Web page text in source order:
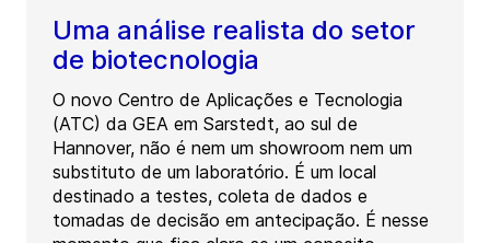
Uma análise realista do setor
de biotecnologia
O novo Centro de Aplicações e Tecnologia
(ATC) da GEA em Sarstedt, ao sul de
Hannover, não é nem um showroom nem um
substituto de um laboratório. É um local
destinado a testes, coleta de dados e
tomadas de decisão em antecipação. É nesse